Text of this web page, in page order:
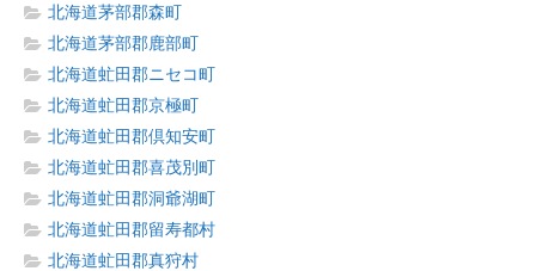
北海道茅部郡森町
北海道茅部郡鹿部町
北海道虻田郡ニセコ町
北海道虻田郡京極町
北海道虻田郡倶知安町
北海道虻田郡喜茂別町
北海道虻田郡洞爺湖町
北海道虻田郡留寿都村
北海道虻田郡真狩村